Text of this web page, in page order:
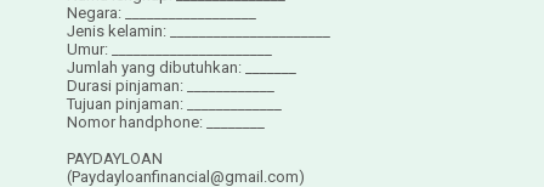
Negara: __________________
Jenis kelamin: ______________________
Umur: ______________________
Jumlah yang dibutuhkan: _______
Durasi pinjaman: ____________
Tujuan pinjaman: _____________
Nomor handphone: ________
PAYDAYLOAN
(Paydayloanfinancial@gmail.com)